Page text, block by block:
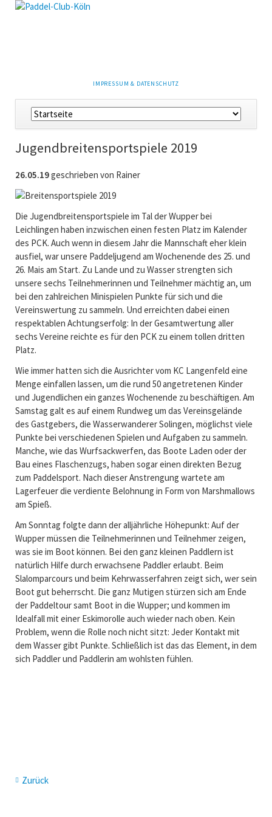
NAVIGATION
IMPRESSUM & DATENSCHUTZ
Navigation
überspringen
Jugendbreitensportspiele 2019
26.05.19geschrieben von Rainer
Die Jugendbreitensportspiele im Tal der Wupper bei
Leichlingen haben inzwischen einen festen Platz im Kalender
des PCK. Auch wenn in diesem Jahr die Mannschaft eher klein
ausfiel, war unsere Paddeljugend am Wochenende des 25. und
26. Mais am Start. Zu Lande und zu Wasser strengten sich
unsere sechs Teilnehmerinnen und Teilnehmer mächtig an, um
bei den zahlreichen Minispielen Punkte für sich und die
Vereinswertung zu sammeln. Und erreichten dabei einen
respektablen Achtungserfolg: In der Gesamtwertung aller
sechs Vereine reichte es für den PCK zu einem tollen dritten
Platz.
Wie immer hatten sich die Ausrichter vom KC Langenfeld eine
Menge einfallen lassen, um die rund 50 angetretenen Kinder
und Jugendlichen ein ganzes Wochenende zu beschäftigen. Am
Samstag galt es auf einem Rundweg um das Vereinsgelände
des Gastgebers, die Wasserwanderer Solingen, möglichst viele
Punkte bei verschiedenen Spielen und Aufgaben zu sammeln.
Manche, wie das Wurfsackwerfen, das Boote Laden oder der
Bau eines Flaschenzugs, haben sogar einen direkten Bezug
zum Paddelsport. Nach dieser Anstrengung wartete am
Lagerfeuer die verdiente Belohnung in Form von Marshmallows
am Spieß.
Am Sonntag folgte dann der alljährliche Höhepunkt: Auf der
Wupper müssen die Teilnehmerinnen und Teilnehmer zeigen,
was sie im Boot können. Bei den ganz kleinen Paddlern ist
natürlich Hilfe durch erwachsene Paddler erlaubt. Beim
Slalomparcours und beim Kehrwasserfahren zeigt sich, wer sein
Boot gut beherrscht. Die ganz Mutigen stürzen sich am Ende
der Paddeltour samt Boot in die Wupper; und kommen im
Idealfall mit einer Eskimorolle auch wieder nach oben. Kein
Problem, wenn die Rolle noch nicht sitzt: Jeder Kontakt mit
dem Wasser gibt Punkte. Schließlich ist das das Element, in dem
sich Paddler und Paddlerin am wohlsten fühlen.
Zurück